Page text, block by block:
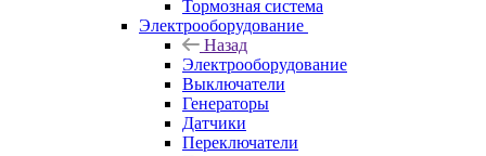
Тормозная система
Электрооборудование
Назад
Электрооборудование
Выключатели
Генераторы
Датчики
Переключатели